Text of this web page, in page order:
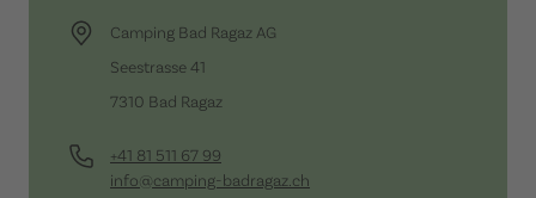
Camping Bad Ragaz AG
Seestrasse 41
7310 Bad Ragaz
+41 81 511 67 99
info@camping-badragaz.ch